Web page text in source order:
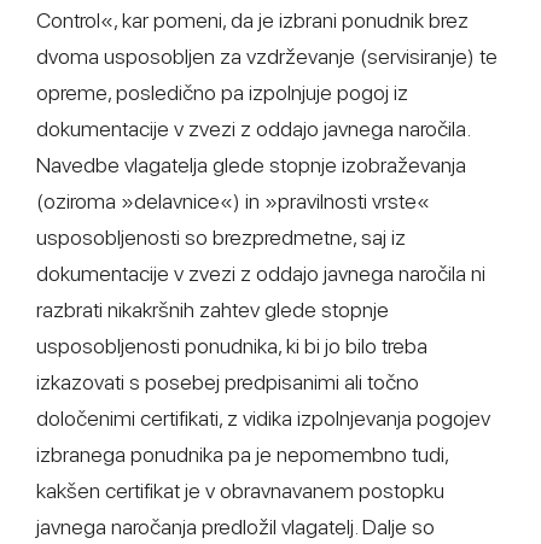
Control«, kar pomeni, da je izbrani ponudnik brez
dvoma usposobljen za vzdrževanje (servisiranje) te
opreme, posledično pa izpolnjuje pogoj iz
dokumentacije v zvezi z oddajo javnega naročila.
Navedbe vlagatelja glede stopnje izobraževanja
(oziroma »delavnice«) in »pravilnosti vrste«
usposobljenosti so brezpredmetne, saj iz
dokumentacije v zvezi z oddajo javnega naročila ni
razbrati nikakršnih zahtev glede stopnje
usposobljenosti ponudnika, ki bi jo bilo treba
izkazovati s posebej predpisanimi ali točno
določenimi certifikati, z vidika izpolnjevanja pogojev
izbranega ponudnika pa je nepomembno tudi,
kakšen certifikat je v obravnavanem postopku
javnega naročanja predložil vlagatelj. Dalje so